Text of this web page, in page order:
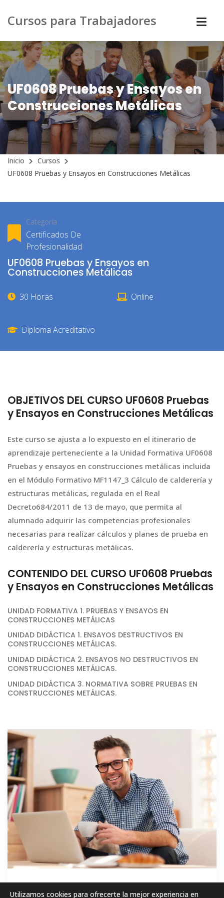
Cursos para Trabajadores
UF0608 Pruebas y Ensayos en
Construcciones Metálicas
Inicio
Cursos
UF0608 Pruebas y Ensayos en Construcciones Metálicas
Categoría
Certificados De
Profesionalidad
UF0608 Pruebas y Ensayos en
Construcciones Metálicas
30 Horas Online
Diploma Acreditativo
OBJETIVOS DEL CURSO UF0608 Pruebas
y Ensayos en Construcciones Metálicas
Este curso se ajusta a lo expuesto en el itinerario de
aprendizaje perteneciente a la Unidad Formativa UF0608
Pruebas y ensayos en construcciones metálicas incluida
en el Módulo Formativo MF1147_3 Cálculo de calderería y
estructuras metálicas, regulada en el Real
Decreto684/2011 de 13 de mayo, que permita al
alumnado adquirir las competencias profesionales
necesarias para realizar cálculos y planes de prueba en
calderería y estructuras metálicas.
CONTENIDO DEL CURSO UF0608 Pruebas
y Ensayos en Construcciones Metálicas
UNIDAD FORMATIVA 1. PRUEBAS Y ENSAYOS EN
CONSTRUCCIONES METÁLICAS
UNIDAD DIDÁCTICA 1. ENSAYOS DESTRUCTIVOS EN
CONSTRUCCIONES METÁLICAS.
UNIDAD DIDÁCTICA 2. ENSAYOS NO DESTRUCTIVOS EN
CONSTRUCCIONES METÁLICAS.
UNIDAD DIDÁCTICA 3. NORMATIVA SOBRE PRUEBAS EN
CONSTRUCCIONES METÁLICAS.
GRATIS
Utilizamos cookies para ofrecerte la mejor experiencia en